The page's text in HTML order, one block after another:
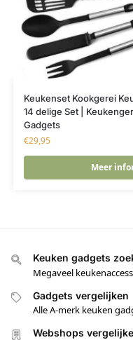
Keukenset Kookgerei
14 delige Set |
Gadgets
€29,95
Meer
Keuken gadgets
Megaveel
Gadgets vergelijken
Alle A-merk keuken
Webshops